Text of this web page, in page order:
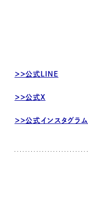
＞＞公式LINE
＞＞公式X
＞＞公式インスタグラム